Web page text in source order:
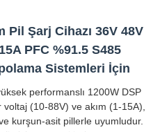
Pil Şarj Cihazı 36V 48V
PFC %91.5 S485
Sistemleri İçin
performanslı 1200W DSP
voltaj (10-88V) ve akım (1-15A),
kurşun-asit pillerle uyumludur.